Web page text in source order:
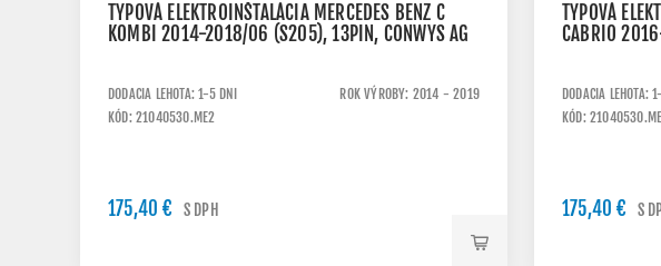
TYPOVÁ ELEKTROINŠTALÁCIA MERCEDES BENZ C
KOMBI 2014-2018/06 (S205), 13PIN, CONWYS AG
DODACIA LEHOTA: 1-5 DNI
ROK VÝROBY: 2014 - 2019
KÓD: 21040530.ME2
175,40 € S DPH
TYPOVÁ
CABRIO
DODACIA LEHOTA:
KÓD:
175,40 € S